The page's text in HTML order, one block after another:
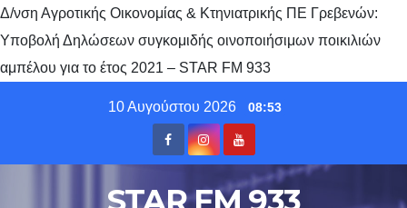
Δ/νση Αγροτικής Οικονομίας & Κτηνιατρικής ΠΕ Γρεβενών:
Υποβολή Δηλώσεων συγκομιδής οινοποιήσιμων ποικιλιών
αμπέλου για το έτος 2021 – STAR FM 933
10 Αυγούστου 2026 08:53